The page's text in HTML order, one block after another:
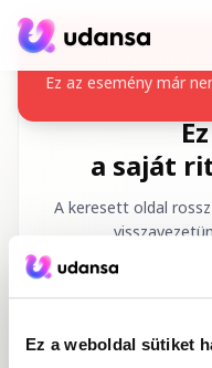
Ez a weboldal sütiket
Az esemény nem
Ez az esemény már
a saját
A keresett oldal